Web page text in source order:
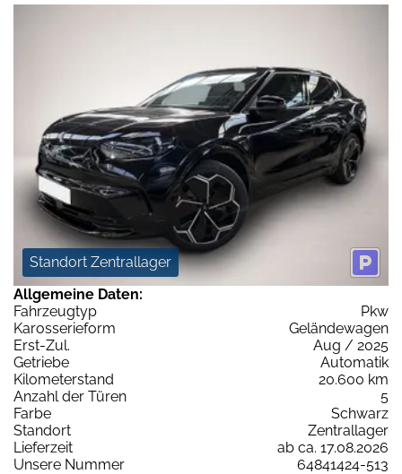
Standort Zentrallager
Allgemeine Daten:
Fahrzeugtyp
Pkw
Karosserieform
Geländewagen
Erst-Zul.
Aug / 2025
Getriebe
Automatik
Kilometerstand
20.600 km
Anzahl der Türen
5
Farbe
Schwarz
Standort
Zentrallager
Lieferzeit
ab ca. 17.08.2026
Unsere Nummer
64841424-513